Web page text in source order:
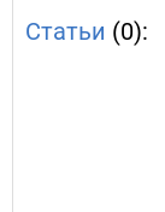
Статьи (0):